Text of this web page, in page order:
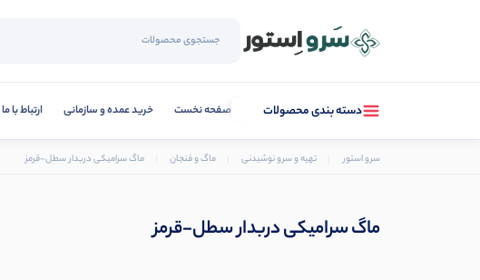
دسته بندی محصولات صفحه نخست خرید عمده و سازمانی ارتباط با ما
سرو استور تهیه و سرو نوشیدنی ماگ و فنجان ماگ سرامیکی دربدار سطل-قرمز
ماگ سرامیکی دربدار سطل-قرمز